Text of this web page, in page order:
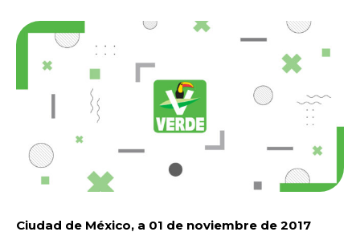
Ciudad de México, a 01 de noviembre de 2017